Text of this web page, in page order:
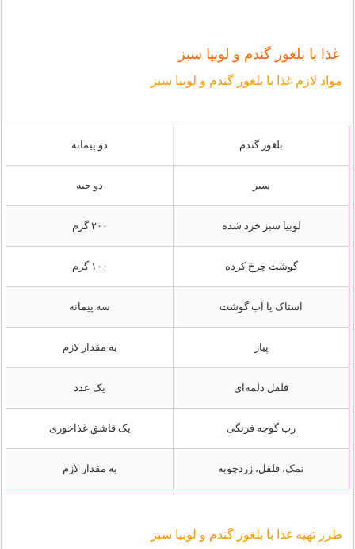
غذا با بلغور گندم و لوبیا سبز
مواد لازم غذا با بلغور گندم و لوبیا سبز
بلغور گندم دو پیمانه
سیر دو حبه
لوبیا سبز خرد شده ۲۰۰ گرم
گوشت چرخ کرده ۱۰۰ گرم
استاک یا آب گوشت سه پیمانه
پیاز به مقدار لازم
فلفل دلمه‌ای یک عدد
رب گوجه فرنگی یک قاشق غذاخوری
نمک، فلفل، زردچوبه به مقدار لازم
طرز تهیه غذا با بلغور گندم و لوبیا سبز